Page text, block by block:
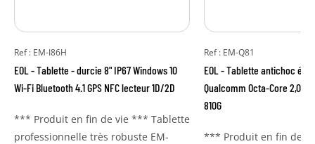
Ref : EM-I86H
EOL - Tablette - durcie 8" IP67 Windows 10
Wi-Fi Bluetooth 4.1 GPS NFC lecteur 1D/2D
*** Produit en fin de vie *** Tablette
professionnelle très robuste EM-
Ref : EM-Q81
EOL - Tablette antichoc
Qualcomm Octa-Core 2,0
810G
*** Produit en fin de